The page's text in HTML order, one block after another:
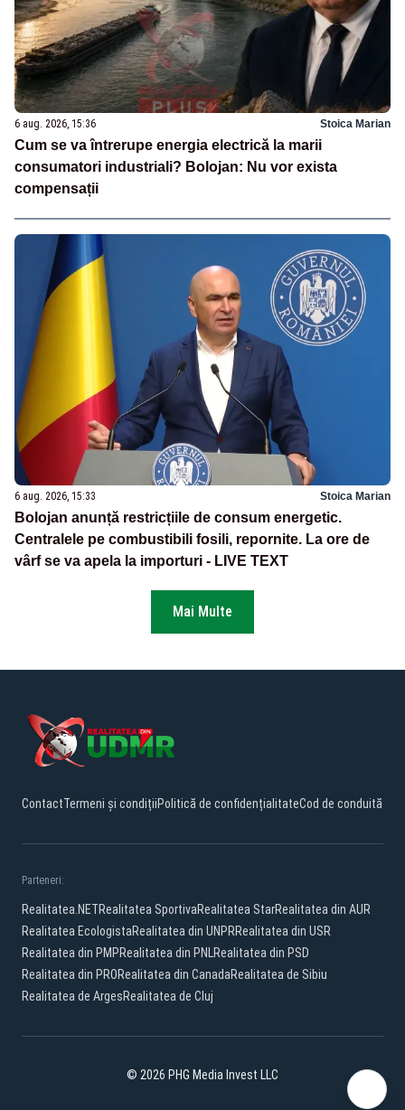
6 aug. 2026, 15:36 Stoica Marian
Cum se va întrerupe energia electrică la marii
consumatori industriali? Bolojan: Nu vor exista
compensații
6 aug. 2026, 15:33 Stoica Marian
Bolojan anunță restricțiile de consum energetic.
Centralele pe combustibili fosili, repornite. La ore de
vârf se va apela la importuri - LIVE TEXT
Mai Multe
ContactTermeni și condițiiPolitică de confidențialitateCod de conduită
Parteneri:
Realitatea.NETRealitatea SportivaRealitatea StarRealitatea din AUR
Realitatea EcologistaRealitatea din UNPRRealitatea din USR
Realitatea din PMPRealitatea din PNLRealitatea din PSD
Realitatea din PRORealitatea din CanadaRealitatea de Sibiu
Realitatea de ArgesRealitatea de Cluj
© 2026 PHG Media Invest LLC